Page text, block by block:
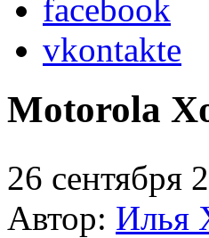
facebook
vkontakte
Motorola
26 сентября
Автор: Илья